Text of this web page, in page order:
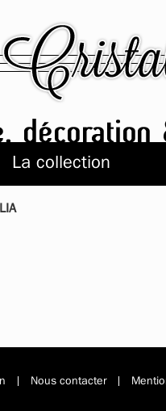
La collection
Nous contacter